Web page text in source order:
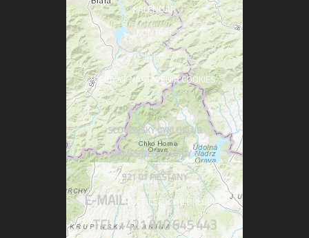
KALENDÁR
KONTAKT
INFO
UPRAVIŤ NASTAVENIA COOKIES
SLOVENSKÝ CYKLOKLUB
NÁMESTIE SLOBODY 6
921 01 PIEŠŤANY
E-MAIL: OFFICE@CYKLOKLUB.SK
TEL: +421 910 645 443